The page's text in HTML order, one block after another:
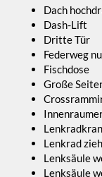
Dach
Dash-Lift
Dritte Tür
Federweg
Fischdose
Große
Lenkrad
Lenksäule
Lenksäule